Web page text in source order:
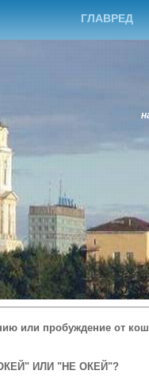
ГЛАВРЕД
или пробуждение от
ИЛИ "НЕ ОКЕЙ"?